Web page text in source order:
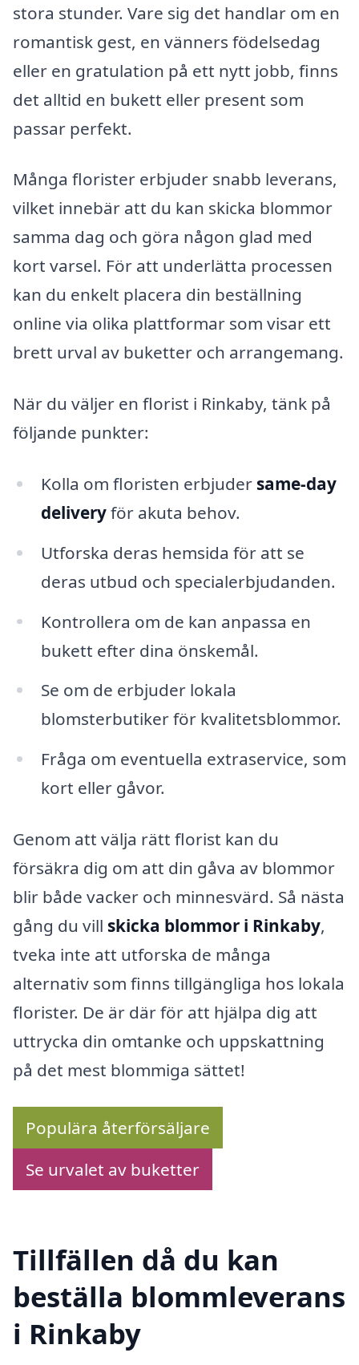
stora stunder. Vare sig det handlar om en
romantisk gest, en vänners födelsedag
eller en gratulation på ett nytt jobb, finns
det alltid en bukett eller present som
passar perfekt.
Många florister erbjuder snabb leverans,
vilket innebär att du kan skicka blommor
samma dag och göra någon glad med
kort varsel. För att underlätta processen
kan du enkelt placera din beställning
online via olika plattformar som visar ett
brett urval av buketter och arrangemang.
När du väljer en florist i Rinkaby, tänk på
följande punkter:
Kolla om floristen erbjuder same-day
deliveryför akuta behov.
Utforska deras hemsida för att se
deras utbud och specialerbjudanden.
Kontrollera om de kan anpassa en
bukett efter dina önskemål.
Se om de erbjuder lokala
blomsterbutiker för kvalitetsblommor.
Fråga om eventuella extraservice, som
kort eller gåvor.
Genom att välja rätt florist kan du
försäkra dig om att din gåva av blommor
blir både vacker och minnesvärd. Så nästa
gång du vill skicka blommor i Rinkaby,
tveka inte att utforska de många
alternativ som finns tillgängliga hos lokala
florister. De är där för att hjälpa dig att
uttrycka din omtanke och uppskattning
på det mest blommiga sättet!
Populära återförsäljare
Se urvalet av buketter
Tillfällen då du kan
beställa blommleverans
i Rinkaby